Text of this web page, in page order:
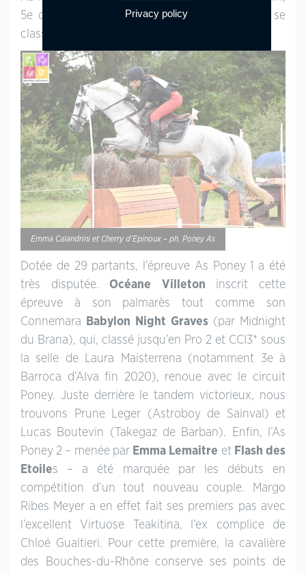
5e du Grand Prix de Pompadour avec Eliand, se
classent respectivement 4e (-47,6) et 5e (-48,7).
Emma Calandrini et Cherry d’Epinoux – ph. Poney As
Dotée de 29 partants, l’épreuve As Poney 1 a été
très disputée. Océane Villeton inscrit cette
épreuve à son palmarès tout comme son
Connemara
Babylon Night Graves (par Midnight
du Brana), qui, classé jusqu’en Pro 2 et CCI3* sous
la selle de Laura Maisterrena (notamment 3e à
Barroca d’Alva fin 2020), renoue avec le circuit
Poney. Juste derrière le tandem victorieux, nous
trouvons Prune Leger (Astroboy de Sainval) et
Lucas Boutevin (Takegaz de Barban). Enfin, l’As
Poney 2 – menée par Emma Lemaitre etFlash des
Etoiles – a été marquée par les débuts en
compétition d’un tout nouveau couple. Margo
Ribes Meyer a en effet fait ses premiers pas avec
l’excellent Virtuose Teakitina, l’ex complice de
Chloé Gualtieri. Pour cette première, la cavalière
des Bouches-du-Rhône conserve ses points de
Privacy policy